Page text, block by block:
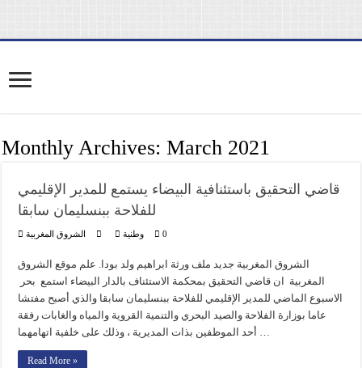
Monthly Archives:March 2021
قاضي التحقيق باستئنافية البيضاء يستمع للمدير الإقليمي
للفلاحة ببنسليمان سابقا
الشروق المغربية وطنية 0
الشروق المغربية جديد ملف ورثة ابراهيم ولد بودا. علم موقع الشروق
المغربية ان قاضي التحقيق بمحكمة الاستئناف بالدار البيضاء استمع بحر
الاسبوع الماضي للمدير الإقليمي للفلاحة ببنسليمان سابقا والذي أصبح مفتشا
عاما بوزارة الفلاحة والصيد البحري والتنمية القروية والمياه والغابات رفقة
أحد الموظفين بذات المديرية ، وذلك على خلفية اتهامهما …
Read More »